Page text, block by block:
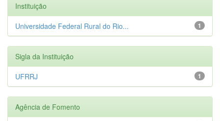
Instituição
1
Universidade Federal Rural do Rio...
Sigla da Instituição
1
UFRRJ
Agência de Fomento